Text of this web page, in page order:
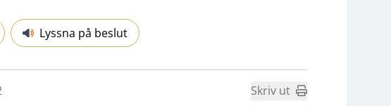
Lyssna på beslut
Skriv ut